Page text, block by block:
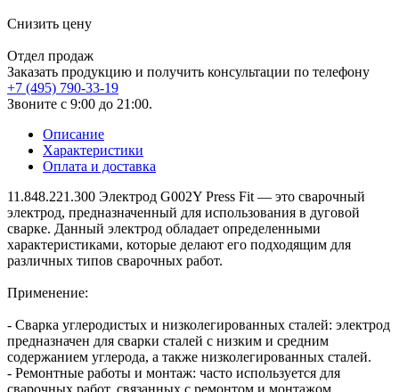
Снизить цену
Отдел продаж
Заказать продукцию и получить консультации по телефону
+7 (495) 790-33-19
Звоните с 9:00 до 21:00.
Описание
Характеристики
Оплата и доставка
11.848.221.300 Электрод G002Y Press Fit — это сварочный
электрод, предназначенный для использования в дуговой
сварке. Данный электрод обладает определенными
характеристиками, которые делают его подходящим для
различных типов сварочных работ.
Применение:
- Сварка углеродистых и низколегированных сталей: электрод
предназначен для сварки сталей с низким и средним
содержанием углерода, а также низколегированных сталей.
- Ремонтные работы и монтаж: часто используется для
сварочных работ, связанных с ремонтом и монтажом